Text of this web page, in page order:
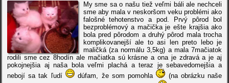
My sme sa o našu tiež veľmi báli ale nechceli
sme aby mala v neskoršom veku problémi ako
falošné tehotenstvo a pod. Prvý pôrod bol
bezproblémový a mačička je ešte krajšia ako
bola pred pôrodom a druhý pôrod mala trocha
komplikovanejší ale to asi len preto lebo je
maličká (za normálu 3,5kg) a mala 7mačiatok
rodili sme cez 8hodín ale mačiatka sú krásne a ona je zdravá a je aj
pokojnejšia aj naša bola veľmi plachá a teraz je sebavedomejšia a
nebojí sa tak ľudí
dúfam, že som pomohla
(na obrázku naše